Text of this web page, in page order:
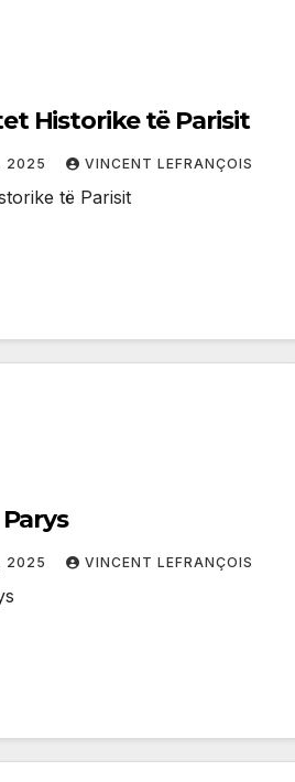
Historike të Parisit
2025 VINCENT LEFRANÇOIS
të Parisit
2025 VINCENT LEFRANÇOIS